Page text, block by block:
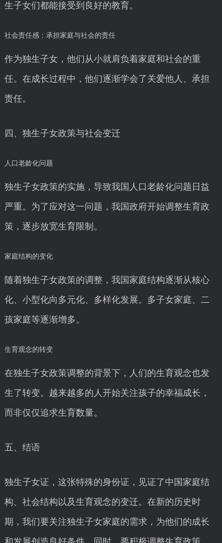
生子女们都能接受到良好的教育。
社会责任感：承担家庭与社会的责任
作为独生子女，他们从小就肩负着家庭和社会的重
任。在成长过程中，他们逐渐学会了关爱他人、承担
责任。
四、独生子女政策与社会变迁
人口老龄化问题
独生子女政策的实施，导致我国人口老龄化问题日益
严重。为了应对这一问题，我国政府开始调整生育政
策，逐步放宽生育限制。
家庭结构的变化
随着独生子女政策的调整，我国家庭结构逐渐从核心
化、小型化向多元化、多样化发展。多子女家庭、二
孩家庭等逐渐增多。
生育观念的转变
在独生子女政策调整的背景下，人们的生育观念也发
生了转变。越来越多的人开始关注孩子的幸福成长，
而非仅仅追求生育数量。
五、结语
独生子女证，这张特殊的身份证，见证了中国家庭结
构、社会结构以及生育观念的变迁。在新的历史时
期，我们要关注独生子女家庭的需求，为他们的成长